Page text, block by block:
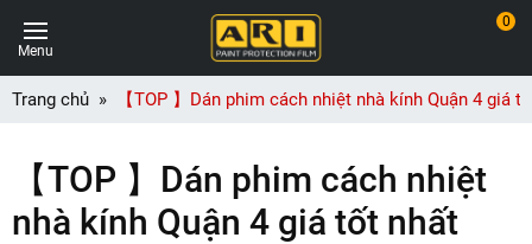
Menu
0
Trang chủ 【TOP 】Dán phim cách nhiệt nhà kính Quận 4 giá
【TOP 】Dán phim cách nhiệt
nhà kính Quận 4 giá tốt nhất